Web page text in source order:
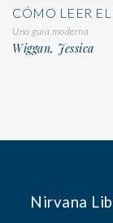
CÓMO LEER EL
Una guía moderna
Wiggan, Jessica
Nirvana